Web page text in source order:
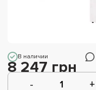
В наличии
8 247 грн